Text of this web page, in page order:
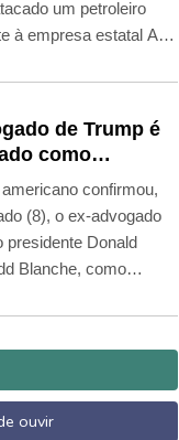
um petroleiro
à empresa estatal Abu
navegava pelo
de Trump é
como
geral dos EUA
confirmou,
(8), o ex-advogado
presidente Donald
Blanche, como
que os senadores
ignoraram as
dos democratas
do
de Justiça.
ouvir